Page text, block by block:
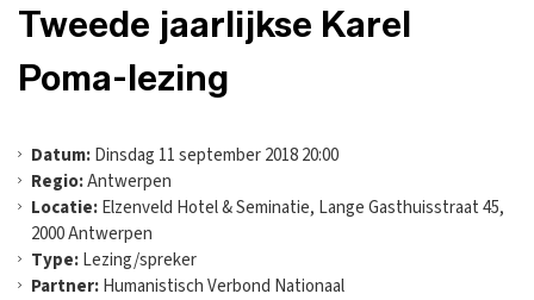
Tweede jaarlijkse Karel
Poma-lezing
Datum:Dinsdag 11 september 2018 20:00
Regio:Antwerpen
Locatie:Elzenveld Hotel & Seminatie, Lange Gasthuisstraat 45,
2000 Antwerpen
Type:Lezing/spreker
Partner:Humanistisch Verbond Nationaal